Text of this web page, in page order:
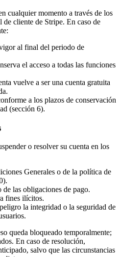
cualquier momento a través de los
de cliente de Stripe. En caso de
al final del periodo de
el acceso a todas las funciones
vuelve a ser una cuenta gratuita
a los plazos de conservación
(sección 6).
o resolver su cuenta en los
Generales o de la política de
las obligaciones de pago.
fines ilícitos.
la integridad o la seguridad de
queda bloqueado temporalmente;
En caso de resolución,
salvo que las circunstancias